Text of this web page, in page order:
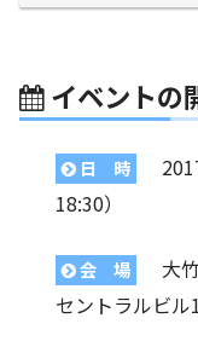
イベントの
日 時
18:30）
会 場
大
セントラルビル